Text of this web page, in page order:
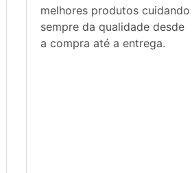
melhores produtos cuidando
sempre da qualidade desde
a compra até a entrega.